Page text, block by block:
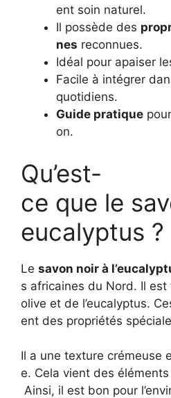
ent soin naturel.
Il possède des
nes reconnues.
Idéal pour apaiser
Facile à intégrer
quotidiens.
Guide pratique
on.
Qu’est-
ce que le
eucalyptus ?
Le savon noir à
s africaines du Nord. Il est
olive et de l’eucalyptus.
ent des propriétés
Il a une texture crémeuse
e. Cela vient des
Ainsi, il est bon pour